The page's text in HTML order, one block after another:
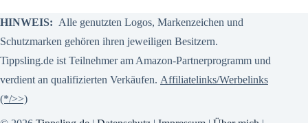
HINWEIS: Alle genutzten Logos, Markenzeichen und
Schutzmarken gehören ihren jeweiligen Besitzern.
Tippsling.de ist Teilnehmer am Amazon-Partnerprogramm und
verdient an qualifizierten Verkäufen. Affiliatelinks/Werbelinks
(*/>>)